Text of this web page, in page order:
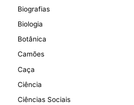
Biografias
Biologia
Botânica
Camões
Caça
Ciência
Ciências Sociais